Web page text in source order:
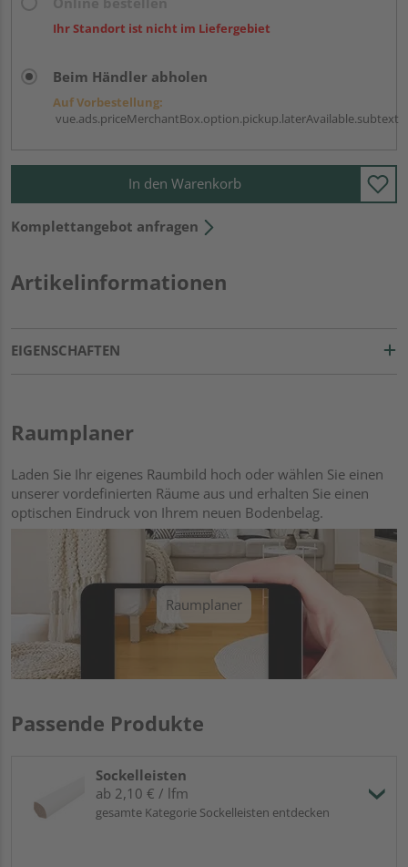
Ihr Standort ist nicht im Liefergebiet
Beim Händler abholen
Auf Vorbestellung:
vue.ads.priceMerchantBox.option.pickup.laterAvailable.subtext
In den Warenkorb
Komplettangebot anfragen
Artikelinformationen
EIGENSCHAFTEN
Raumplaner
Laden Sie Ihr eigenes Raumbild hoch oder wählen Sie einen
unserer vordefinierten Räume aus und erhalten Sie einen
optischen Eindruck von Ihrem neuen Bodenbelag.
Raumplaner
Passende Produkte
Sockelleisten
ab 2,10 € / lfm
gesamte Kategorie Sockelleisten entdecken